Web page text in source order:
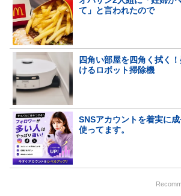
て」と言われたので
四角い部屋を四角く拭く
けるロボット掃除機
SNSアカウントを着実に
使ってます。